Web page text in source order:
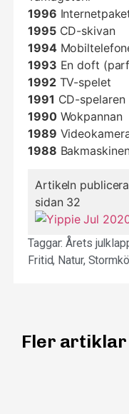
1996
1995CD-skivan
1994
1993 En doft
1992TV-spelet
1991 CD-spelaren
1990Wokpannan
1989
1988
Artikeln
sidan 32
Taggar:Årets
Fritid, Natur,
Fler artiklar